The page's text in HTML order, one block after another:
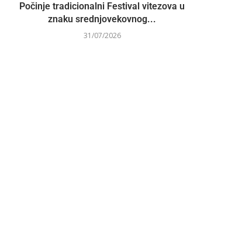
Počinje tradicionalni Festival vitezova u
znaku srednjovekovnog...
31/07/2026